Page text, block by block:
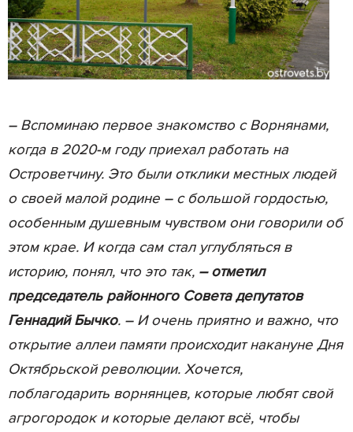
–Вспоминаю первое знакомство с Ворнянами,
когда в 2020-м году приехал работать на
Островетчину. Это были отклики местных людей
о своей малой родине – с большой гордостью,
особенным душевным чувством они говорили об
этом крае. И когда сам стал углубляться в
историю, понял, что это так, –отметил
председатель районного Совета депутатов
Геннадий Бычко. – И очень приятно и важно, что
открытие аллеи памяти происходит накануне Дня
Октябрьской революции. Хочется,
поблагодарить ворнянцев, которые любят свой
агрогородок и которые делают всё, чтобы